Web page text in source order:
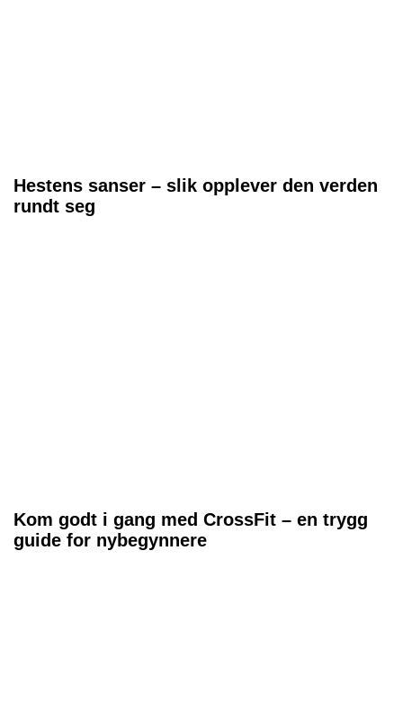
Hestens sanser – slik opplever den verden
rundt seg
Kom godt i gang med CrossFit – en trygg
guide for nybegynnere